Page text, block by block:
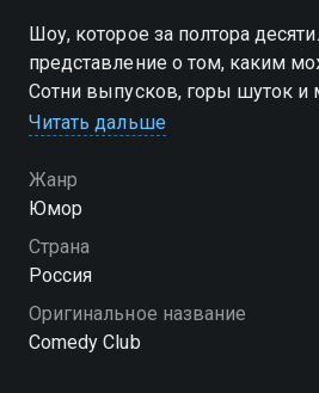
Шоу, которое за полтора
представление о том, каким
Сотни выпусков, горы шуток
по всему свету. Comedy Club —
проверенные резиденты,
рассмешить даже в пасмурный
будет громко, дерзко и по-
«Comedy Club» — смотрите
Посмотреть онлайн 7 сезон
Читать дальше
Жанр
Юмор
Страна
Россия
Оригинальное название
Comedy Club